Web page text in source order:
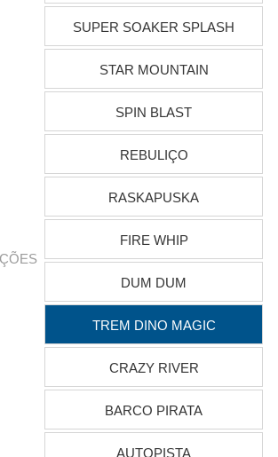
SUPER SOAKER SPLASH
STAR MOUNTAIN
SPIN BLAST
REBULIÇO
RASKAPUSKA
FIRE WHIP
DUM DUM
TREM DINO MAGIC
CRAZY RIVER
BARCO PIRATA
AUTOPISTA